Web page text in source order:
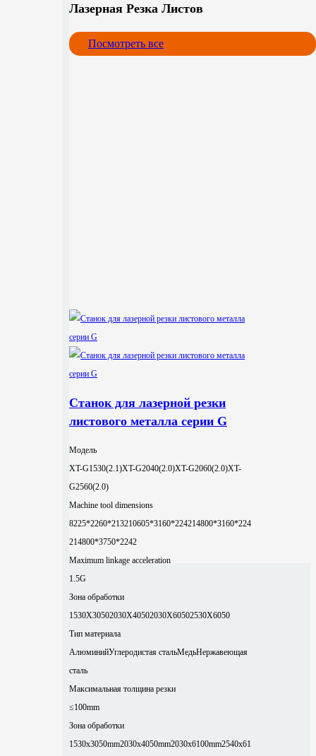
Лазерная Резка Листов
Посмотреть все
Станок для лазерной резки
листового металла серии G
Модель
XT-G1530(2.1)XT-G2040(2.0)XT-G2060(2.0)XT-
G2560(2.0)
Machine tool dimensions
8225*2260*213210605*3160*224214800*3160*224
214800*3750*2242
Maximum linkage acceleration
1.5G
Зона обработки
1530X30502030X40502030X60502530X6050
Тип материала
АлюминийУглеродистая стальМедьНержавеющая
сталь
Максимальная толщина резки
≤100mm
Зона обработки
1530x3050mm2030x4050mm2030x6100mm2540x61